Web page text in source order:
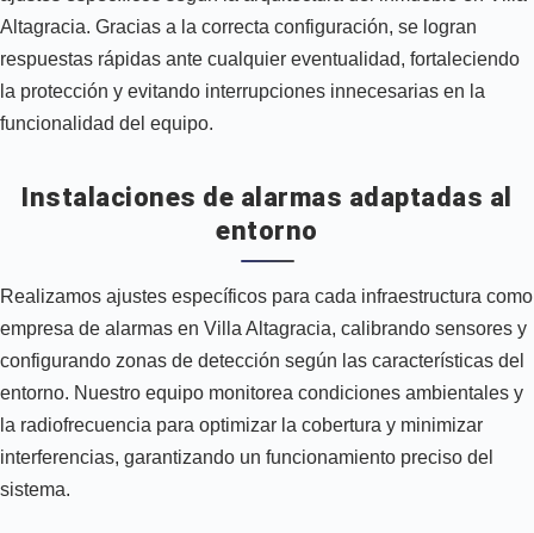
Altagracia. Gracias a la correcta configuración, se logran
respuestas rápidas ante cualquier eventualidad, fortaleciendo
la protección y evitando interrupciones innecesarias en la
funcionalidad del equipo.
Instalaciones de alarmas adaptadas al
entorno
Realizamos ajustes específicos para cada infraestructura como
empresa de alarmas en Villa Altagracia, calibrando sensores y
configurando zonas de detección según las características del
entorno. Nuestro equipo monitorea condiciones ambientales y
la radiofrecuencia para optimizar la cobertura y minimizar
interferencias, garantizando un funcionamiento preciso del
sistema.